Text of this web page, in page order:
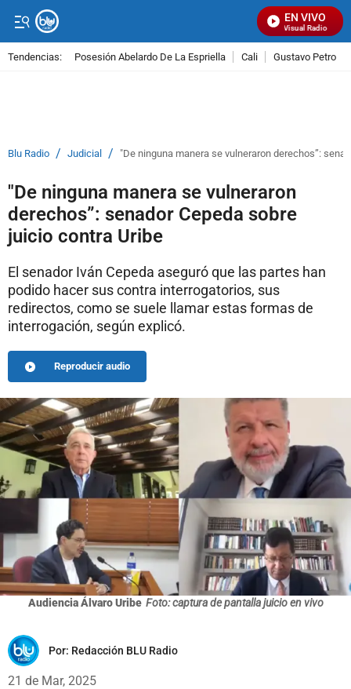
EN VIVO
Señal Visual Radio
Tendencias: Posesión Abelardo De La Espriella Cali Gustavo Petro
Blu Radio / Judicial / "De ninguna manera se vulneraron derechos”:
"De ninguna manera se vulneraron
derechos”: senador Cepeda sobre
juicio contra Uribe
El senador Iván Cepeda aseguró que las partes han
podido hacer sus contra interrogatorios, sus
redirectos, como se suele llamar estas formas de
interrogación, según explicó.
Reproducir audio
Audiencia Álvaro Uribe Foto: captura de pantalla juicio en vivo
Por: Redacción BLU Radio
21 de Mar, 2025